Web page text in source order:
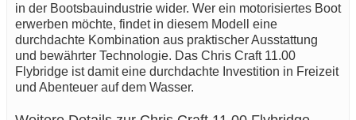
in der Bootsbauindustrie wider. Wer ein motorisiertes Boot
erwerben möchte, findet in diesem Modell eine
durchdachte Kombination aus praktischer Ausstattung
und bewährter Technologie. Das Chris Craft 11.00
Flybridge ist damit eine durchdachte Investition in Freizeit
und Abenteuer auf dem Wasser.